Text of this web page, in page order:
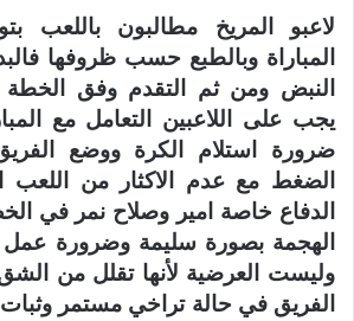
لاعبو المريخ مطالبون باللعب
المباراة وبالطبع حسب ظروفها
النبض ومن ثم التقدم وفق
يجب على اللاعبين التعامل مع
ضرورة استلام الكرة ووضع
الضغط مع عدم الاكثار من
الدفاع خاصة امير وصلاح نمر في
الهجمة بصورة سليمة وضرورة عمل
وليست العرضية لأنها تقلل من
الفريق في حالة تراخي مستمر